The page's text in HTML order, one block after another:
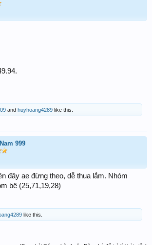
and huyhoang4289 like this.
999
đây ae đừng theo, dễ thua lắm. Nhóm
bê (25,71,19,28)
like this.